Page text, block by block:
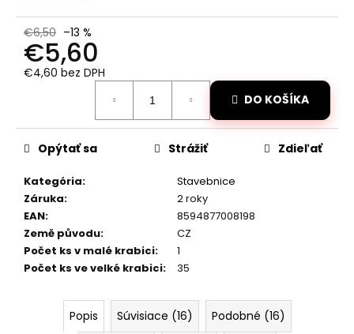
€6,50 –13 %
€5,60
€4,60 bez DPH
DO KOŠÍKA
Kategória:
Stavebnice
Záruka:
2 roky
EAN:
8594877008198
Země původu:
CZ
Počet ks v malé krabici:
1
Počet ks ve velké krabici: 35
Opýtať sa Strážiť Zdieľať
Popis Súvisiace (16)
Podobné (16)
p
m
RC
DRIFTOVACIE
AUTO
HB-
DRIFT
CAR
A05
Pôvodne: